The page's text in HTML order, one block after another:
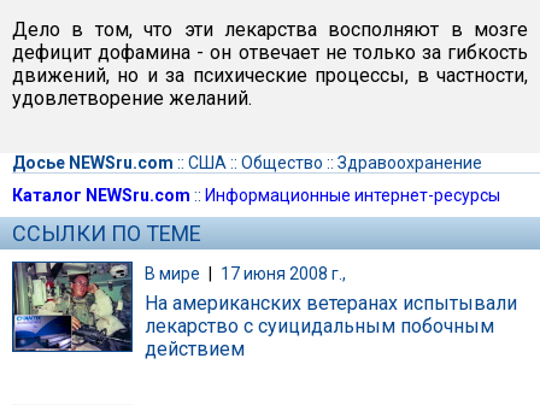
Дело в том, что эти лекарства восполняют в мозге
дефицит дофамина - он отвечает не только за гибкость
движений, но и за психические процессы, в частности,
удовлетворение желаний.
Досье NEWSru.com :: США :: Общество :: Здравоохранение
Каталог NEWSru.com :: Информационные интернет-ресурсы
ССЫЛКИ ПО ТЕМЕ
В мире | 17 июня 2008 г.,
На американских ветеранах испытывали
лекарство с суицидальным побочным
действием